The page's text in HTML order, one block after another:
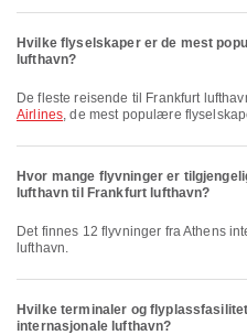
Hvilke flyselskaper er de mest
lufthavn?
De fleste reisende til Frankfurt
Airlines, de mest populære
Hvor mange flyvninger er
lufthavn til Frankfurt lufthavn?
Det finnes 12 flyvninger fra Athens internasjonale lufthavn til Frankfurt
lufthavn.
Hvilke terminaler og
internasjonale lufthavn?